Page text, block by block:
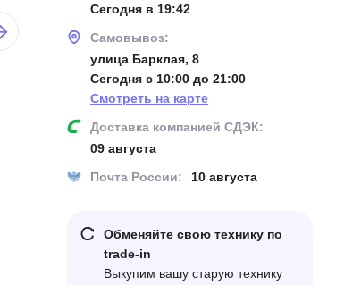
Сегодня в 19:42
Самовывоз:
улица Барклая, 8
Сегодня с 10:00 до 21:00
Смотреть на карте
Доставка компанией СДЭК:
09 августа
Почта России:
10 августа
Обменяйте свою технику по
trade-in
Выкупим вашу старую технику